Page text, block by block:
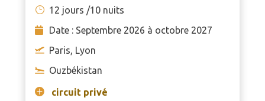
12 jours /10 nuits
Date : Septembre 2026 à octobre 2027
Paris, Lyon
Ouzbékistan
circuit privé